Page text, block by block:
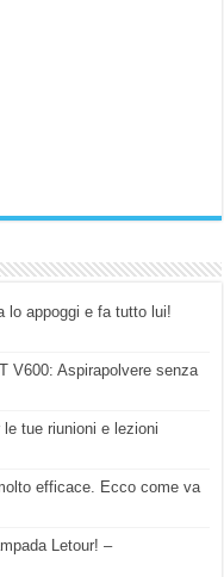
lo appoggi e fa tutto lui!
V600: Aspirapolvere senza
tue riunioni e lezioni
efficace. Ecco come va
Letour! –